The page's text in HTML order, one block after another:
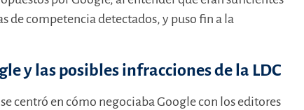
de competencia detectados, y puso fin a la
y las posibles infracciones de la LDC
centró en cómo negociaba Google con los editores